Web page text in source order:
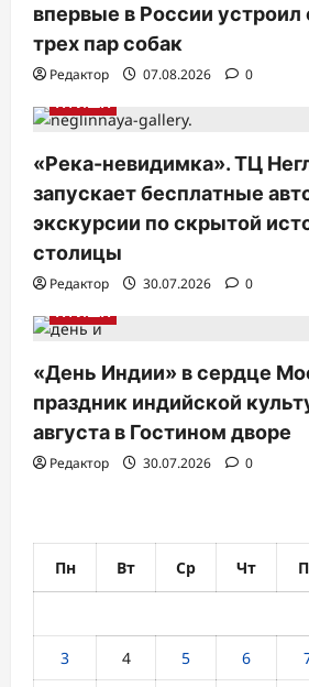
о
з
а
п
и
с
я
м
впервые в России устроил
трех пар собак
Редактор 07.08.2026
0
АФИША
«Река-невидимка». ТЦ
запускает бесплатные
экскурсии по скрытой
столицы
Редактор 30.07.2026
0
АФИША
«День Индии» в сердце
праздник индийской
августа в Гостином дворе
Редактор 30.07.2026 0
Пн
Вт Ср Чт
3 4 5 6